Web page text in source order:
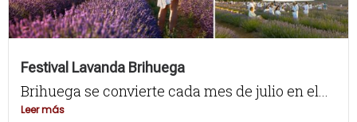
Festival Lavanda Brihuega
Brihuega se convierte cada mes de julio en el...
Leer más